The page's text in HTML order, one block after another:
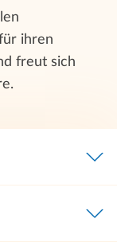
ihren
freut sich